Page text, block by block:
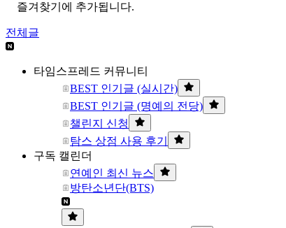
즐겨찾기에 추가됩니다.
전체글
타임스프레드 커뮤니티
BEST 인기글 (실시간)
BEST 인기글 (명예의 전당)
챌린지 신청
탐스 상점 사용 후기
구독 캘린더
연예인 최신 뉴스
방탄소년단(BTS)